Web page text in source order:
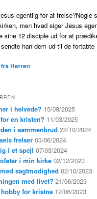
egentlig for at frelse?Nogle
men hvad siger Jesus
sine 12 disciple ud for at
han dem ud til de
Herren
i helvede? 15/08/2025
en kristen? 11/03/2025
i sammenbrud 22/10/2024
frelser 03/06/2024
i et spejl 07/03/2024
i min kirke 02/12/2023
sagtmodighed 02/10/2023
med livet? 21/06/2023
for kristne 12/06/2023